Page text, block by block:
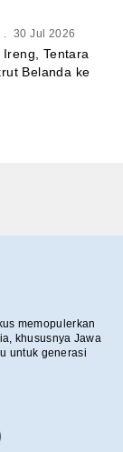
. 30 Jul 2026
Tentara
Belanda ke
memopulerkan
khususnya Jawa
untuk generasi